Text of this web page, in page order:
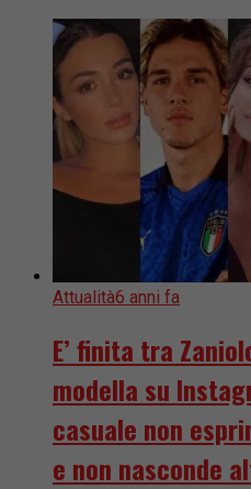
Attualità6 anni fa
E’ finita tra
modella su
casuale non
e non nasconde